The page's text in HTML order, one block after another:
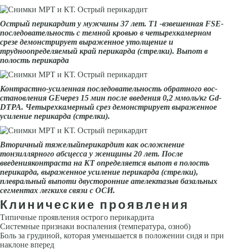
Острый перикардит у муж­чины 37 лет. Т1 -взвешенная FSЕ-
последовательность с темной кровью в четырехкамерном
срезе демонстри­рует выраженное утолщение и
трудноопределяемый край перикарда (стрелки). Выпот в
полость перикарда
Контрастно-усиленная последовательность обратного вос­
становления GEчерез 15 мин после введения 0,2 ммоль/кг Gd-
DTPA. Че­тырехкамерный срез демонстрирует выраженное
усиление перикарда (стрелки).
Вторичный тяжелыйперикардит как осложнение
тонзиллярного абсцесса у женщины 20 лет. После
введенияконтраста на КТ определяется выпот в полость
перикарда, выраженное усиление перикарда (стрелки),
плевральный выпоти двусторонние ателектазыв базальных
сегментах легкихв связи с ОСИ.
Клинические проявления
Типичные проявления острого перикардита
Системные признаки воспаления (температура, озноб)
Боль за груди­ной, которая уменьшается в положении сидя и при
наклоне вперед